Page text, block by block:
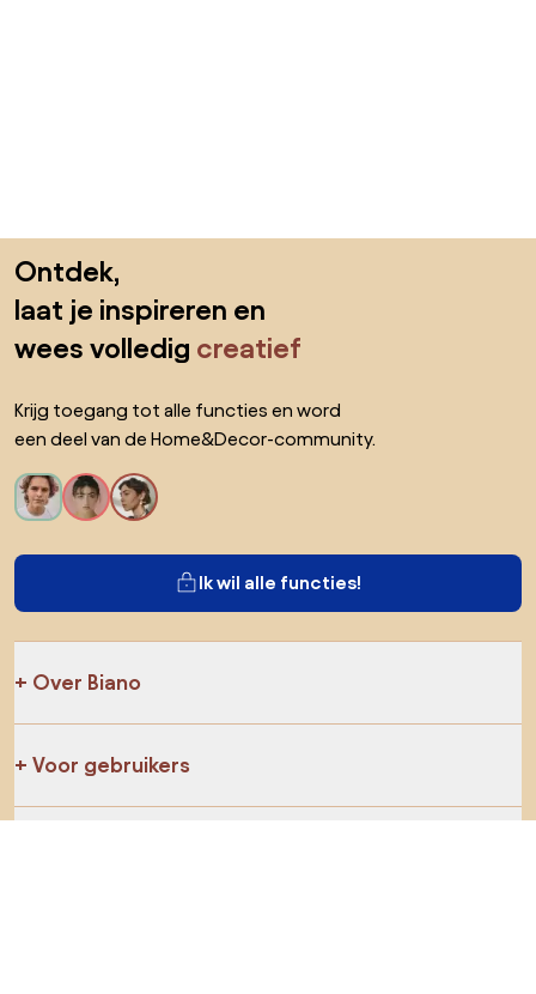
Ontdek,
laat je inspireren en
wees volledig creatief
Krijg toegang tot alle functies en word
een deel van de Home&Decor-community.
Ik wil alle functies!
Over Biano
Voor gebruikers